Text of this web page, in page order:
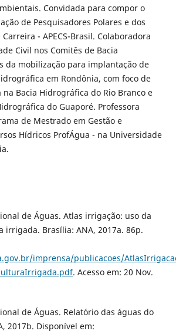
Convidada para compor o
de Pesquisadores Polares e dos
- APECS-Brasil. Colaboradora
Civil nos Comitês de Bacia
da mobilização para implantação de
em Rondônia, com foco de
Bacia Hidrográfica do Rio Branco e
do Guaporé. Professora
de Mestrado em Gestão e
Hídricos ProfÁgua - na Universidade
de Águas. Atlas irrigação: uso da
Brasília: ANA, 2017a. 86p.
imprensa/publicacoes/
. Acesso em: 20 Nov.
de Águas. Relatório das águas do
2017b. Disponível em: